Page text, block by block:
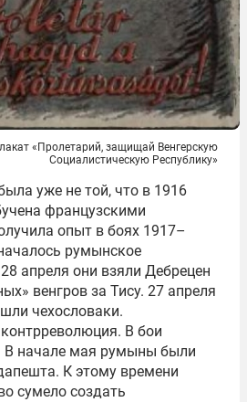
«Пролетарий, защищай Венгерскую
Социалистическую Республику»
уже не той, что в 1916
французскими
опыт в боях 1917–
румынское
апреля они взяли Дебрецен
венгров за Тису. 27 апреля
чехословаки.
В бои
В начале мая румыны были
К этому времени
сумело создать